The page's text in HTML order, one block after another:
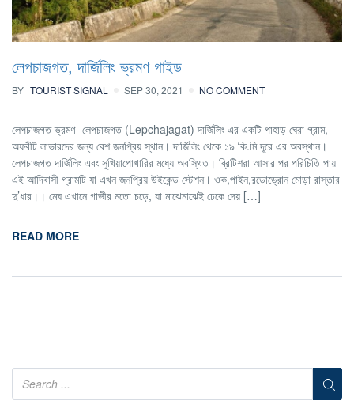
লেপচাজগত, দার্জিলিং ভ্রমণ গাইড
BY TOURIST SIGNAL SEP 30, 2021 NO COMMENT
লেপচাজগত ভ্রমণ- লেপচাজগত (Lepchajagat) দার্জিলিং এর একটি পাহাড় ঘেরা গ্রাম,
অফবীট লাভারদের জন্য বেশ জনপ্রিয় স্থান। দার্জিলিং থেকে ১৯ কি.মি দূরে এর অবস্থান।
লেপচাজগত দার্জিলিং এবং সুখিয়াপোখারির মধ্যে অবস্থিত। ব্রিটিশরা আসার পর পরিচিতি পায়
এই আদিবাসী গ্রামটি যা এখন জনপ্রিয় উইকেন্ড স্টেশন। ওক,পাইন,রডোড্রোন মোড়া রাস্তার
দু’ধার।। মেঘ এখানে গাভীর মতো চড়ে, যা মাঝেমাঝেই ঢেকে দেয় […]
READ MORE